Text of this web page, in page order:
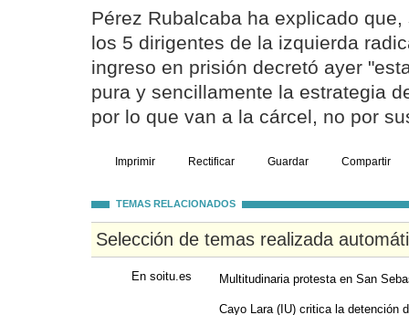
Pérez Rubalcaba ha explicado
los 5 dirigentes de la izquierda
ingreso en prisión decretó ayer
pura y sencillamente la estrategia
por lo que van a la cárcel, no por
Imprimir Rectificar Guardar Compartir
TEMAS RELACIONADOS
Selección de temas realizada
En soitu.es Multitudinaria protesta en San
Cayo Lara (IU) critica la detención